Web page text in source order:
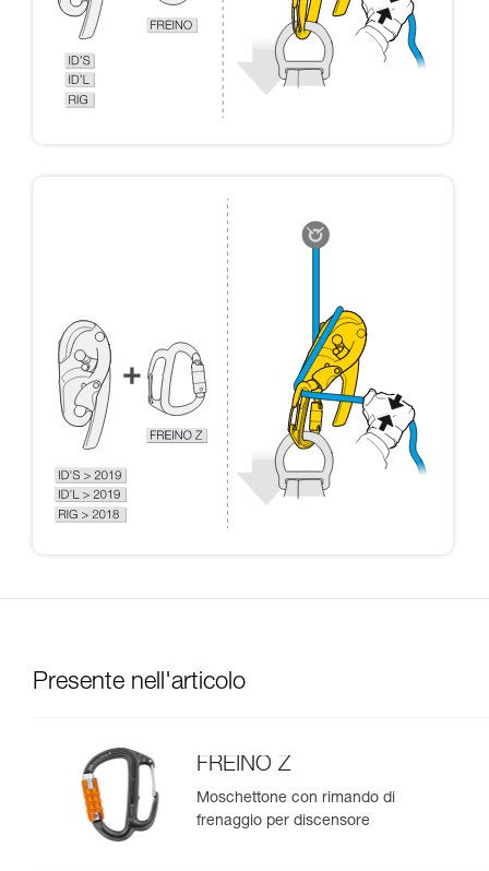
Presente nell'articolo
FREINO Z
Moschettone con rimando di
frenaggio per discensore